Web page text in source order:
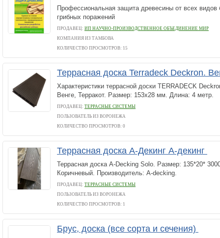
Профессиональная защита древесины от всех видов
грибных поражений
ПРОДАВЕЦ: ИП НАУЧНО-ПРОИЗВОДСТВЕННОЕ ОБЪЕДИНЕНИЕ МИР
КОМПАНИЯ ИЗ ТАМБОВА
КОЛИЧЕСТВО ПРОСМОТРОВ: 15
Террасная доска Terradeck Deckron.
Характеристики террасной доски TERRADECK
Венге, Терракот. Размер: 153х28 мм. Длина: 4 метр.
ПРОДАВЕЦ: ТЕРРАСНЫЕ СИСТЕМЫ
ПОЛЬЗОВАТЕЛЬ ИЗ ВОРОНЕЖА
КОЛИЧЕСТВО ПРОСМОТРОВ: 0
Террасная доска А-Декинг А-декинг
Террасная доска А-Decking Solo. Размер: 135*20*
Коричневый. Производитель: A-decking.
ПРОДАВЕЦ: ТЕРРАСНЫЕ СИСТЕМЫ
ПОЛЬЗОВАТЕЛЬ ИЗ ВОРОНЕЖА
КОЛИЧЕСТВО ПРОСМОТРОВ: 1
Брус, доска (все сорта и сечения)